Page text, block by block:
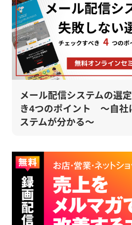
メール配信システムの選
き4つのポイント ～自社
ステムが分かる～